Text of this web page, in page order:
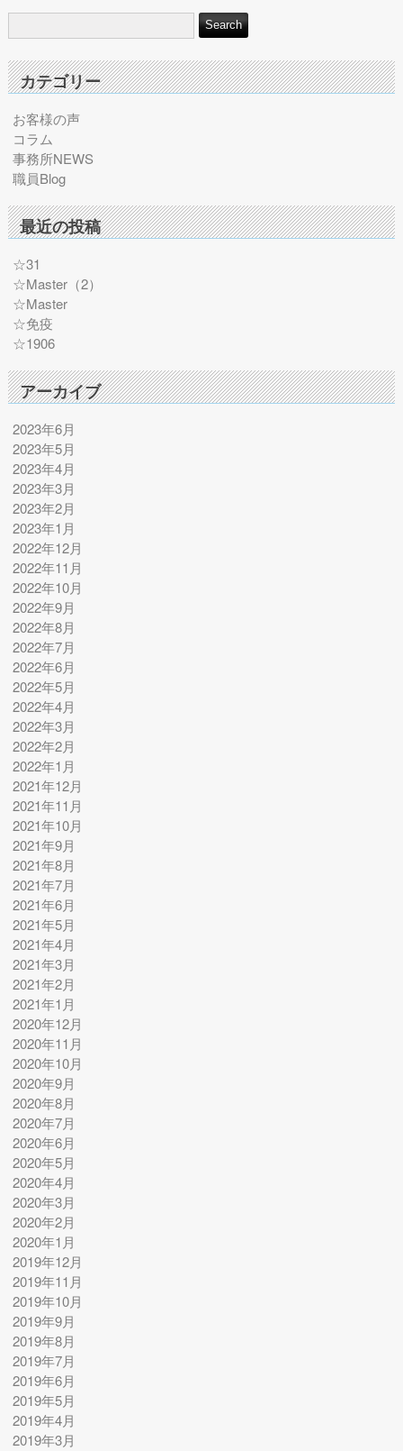
カテゴリー
お客様の声
コラム
事務所NEWS
職員Blog
最近の投稿
☆31
☆Master（2）
☆Master
☆免疫
☆1906
アーカイブ
2023年6月
2023年5月
2023年4月
2023年3月
2023年2月
2023年1月
2022年12月
2022年11月
2022年10月
2022年9月
2022年8月
2022年7月
2022年6月
2022年5月
2022年4月
2022年3月
2022年2月
2022年1月
2021年12月
2021年11月
2021年10月
2021年9月
2021年8月
2021年7月
2021年6月
2021年5月
2021年4月
2021年3月
2021年2月
2021年1月
2020年12月
2020年11月
2020年10月
2020年9月
2020年8月
2020年7月
2020年6月
2020年5月
2020年4月
2020年3月
2020年2月
2020年1月
2019年12月
2019年11月
2019年10月
2019年9月
2019年8月
2019年7月
2019年6月
2019年5月
2019年4月
2019年3月